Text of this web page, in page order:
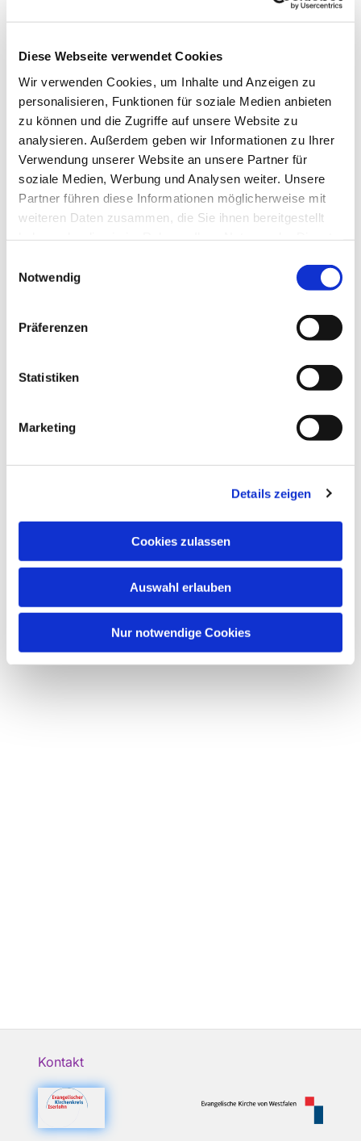
Diese Webseite verwendet Cookies
Wir verwenden Cookies, um Inhalte und Anzeigen zu
personalisieren, Funktionen für soziale Medien anbieten
zu können und die Zugriffe auf unsere Website zu
analysieren. Außerdem geben wir Informationen zu Ihrer
Verwendung unserer Website an unsere Partner für
soziale Medien, Werbung und Analysen weiter. Unsere
Partner führen diese Informationen möglicherweise mit
weiteren Daten zusammen, die Sie ihnen bereitgestellt
Notwendig
Präferenzen
Statistiken
Marketing
Details zeigen
Cookies zulassen
Auswahl erlauben
Nur notwendige Cookies
Christuskirche, Matthias-Claudius-
Angelika Fröndt und TEAM
Kostenloses Frühstück in der Gemeinschaft
Dies könnte Sie auch
interessieren
Kontakt